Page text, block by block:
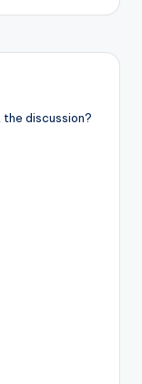
the discussion?